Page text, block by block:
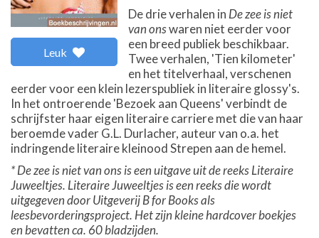
Leuk
De drie verhalen in De zee is niet
van onswaren niet eerder voor
een breed publiek beschikbaar.
Twee verhalen, 'Tien kilometer'
en het titelverhaal, verschenen
eerder voor een klein lezerspubliek in literaire glossy's.
In het ontroerende 'Bezoek aan Queens' verbindt de
schrijfster haar eigen literaire carriere met die van haar
beroemde vader G.L. Durlacher, auteur van o.a. het
indringende literaire kleinood Strepen aan de hemel.
* De zee is niet van ons is een uitgave uit de reeks Literaire
Juweeltjes. Literaire Juweeltjes is een reeks die wordt
uitgegeven door Uitgeverij B for Books als
leesbevorderingsproject. Het zijn kleine hardcover boekjes
en bevatten ca. 60 bladzijden.